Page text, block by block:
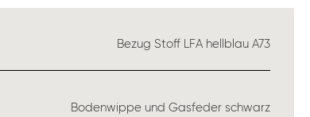
Bezug Stoff LFA hellblau A73
Bodenwippe und Gasfeder schwarz